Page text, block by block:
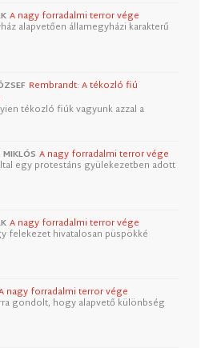
A nagy forradalmi terror vége
alapvetően államegyházi karakterű
Rembrandt: A tékozló fiú
tékozló fiúk vagyunk azzal a
A nagy forradalmi terror vége
egy protestáns gyülekezetben adott
A nagy forradalmi terror vége
felekezet hivatalosan püspökké
nagy forradalmi terror vége
gondolt, hogy alapvető különbség